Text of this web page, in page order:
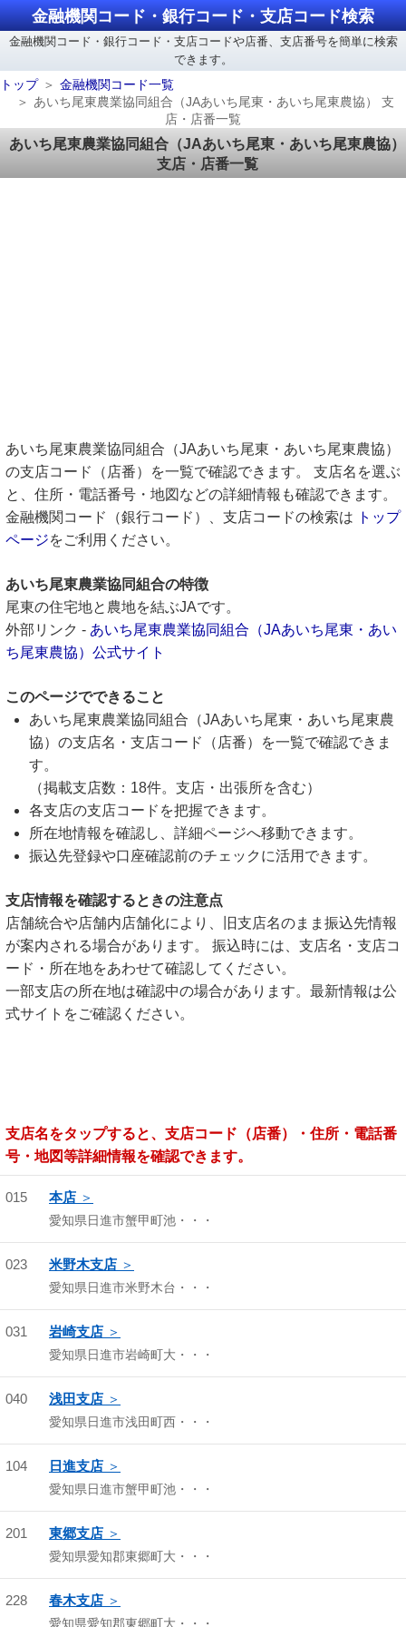
金融機関コード・銀行コード・支店コード検索
金融機関コード・銀行コード・支店コードや店番、支店番号を簡単に検索
できます。
トップ
金融機関コード一覧
あいち尾東農業協同組合（JAあいち尾東・あいち尾東農協） 支
店・店番一覧
あいち尾東農業協同組合（JAあいち尾東・あいち尾東農協）
支店・店番一覧
あいち尾東農業協同組合（JAあいち尾東・あいち尾東農協）
の支店コード（店番）を一覧で確認できます。 支店名を選ぶ
と、住所・電話番号・地図などの詳細情報も確認できます。
金融機関コード（銀行コード）、支店コードの検索は
トップ
ページをご利用ください。
あいち尾東農業協同組合の特徴
尾東の住宅地と農地を結ぶJAです。
外部リンク - あいち尾東農業協同組合（JAあいち尾東・あい
ち尾東農協）公式サイト
このページでできること
あいち尾東農業協同組合（JAあいち尾東・あいち尾東農
協）の支店名・支店コード（店番）を一覧で確認できま
す。
（掲載支店数：18件。支店・出張所を含む）
各支店の支店コードを把握できます。
所在地情報を確認し、詳細ページへ移動できます。
振込先登録や口座確認前のチェックに活用できます。
支店情報を確認するときの注意点
店舗統合や店舗内店舗化により、旧支店名のまま振込先情報
が案内される場合があります。 振込時には、支店名・支店コ
ード・所在地をあわせて確認してください。
一部支店の所在地は確認中の場合があります。最新情報は公
式サイトをご確認ください。
支店名をタップすると、支店コード（店番）・住所・電話番
号・地図等詳細情報を確認できます。
015 本店
愛知県日進市蟹甲町池・・・
023 米野木支店
愛知県日進市米野木台・・・
031 岩崎支店
愛知県日進市岩崎町大・・・
040 浅田支店
愛知県日進市浅田町西・・・
104 日進支店
愛知県日進市蟹甲町池・・・
201 東郷支店
愛知県愛知郡東郷町大・・・
228 春木支店
愛知県愛知郡東郷町大・・・